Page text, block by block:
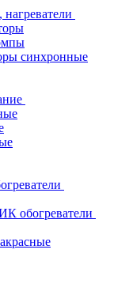
синхронные
обогреватели